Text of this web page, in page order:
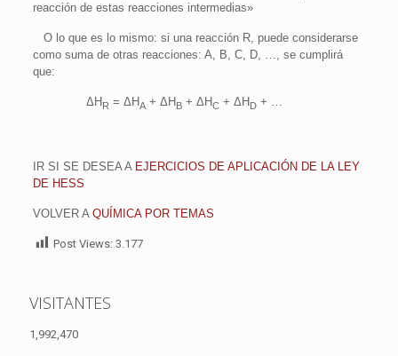
reacción de estas reacciones intermedias»
O lo que es lo mismo: si una reacción R, puede considerarse
como suma de otras reacciones: A, B, C, D, …, se cumplirá
que:
ΔHR = ΔHA + ΔHB+ ΔHC+ ΔHD+ …
IR SI SE DESEA A EJERCICIOS DE APLICACIÓN DE LA LEY
DE HESS
VOLVER A QUÍMICA POR TEMAS
Post Views: 3.177
VISITANTES
1,992,470